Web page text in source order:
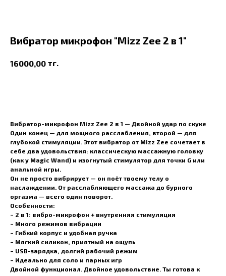
Вибратор микрофон "Mizz Zee 2 в 1"
16000,00 тг.
Вибратор-микрофон Mizz Zee 2 в 1 — Двойной удар по скуке
Один конец — для мощного расслабления, второй — для
глубокой стимуляции. Этот вибратор от Mizz Zee сочетает в
себе два удовольствия: классическую массажную головку
(как у Magic Wand) и изогнутый стимулятор для точки G или
анальной игры.
Он не просто вибрирует — он поёт твоему телу о
наслаждении. От расслабляющего массажа до бурного
оргазма — всего один поворот.
Особенности:
– 2 в 1: вибро-микрофон + внутренняя стимуляция
– Много режимов вибрации
– Гибкий корпус и удобная ручка
– Мягкий силикон, приятный на ощупь
– USB-зарядка, долгий рабочий режим
– Идеально для соло и парных игр
Двойной функционал. Двойное удовольствие. Ты готова к